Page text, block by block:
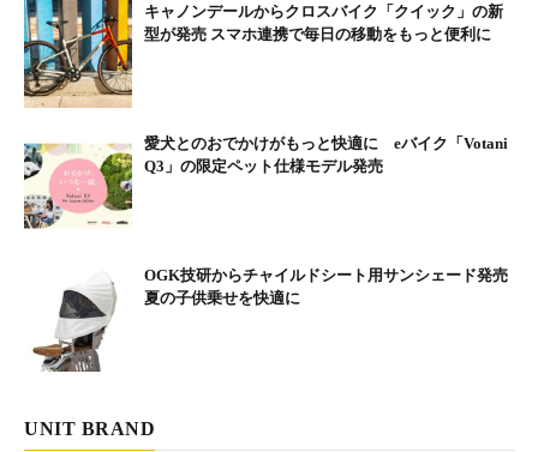
導入記念キャンペーン
2024年12月31日（火）までの期間、上記の利用料金から1000円引
きとなる。
ビアンキライド2024
概要：ビアンキオーナー向けライドイベント。当日は、リソルの
森を拠点に、「熊野の清水」を目指して、往復約50kmのコース
ビアンキ商品の土産も用意される。
集合 ：2024年11月10日（日）9:45 リソルの森 第一駐車場
参加費 ： 5500円（1人）
申込方法 ：ビアンキ直営店（丸ノ内、立川、横浜）
ジ）
キャノンデールからクロスバイク「クイック」の新
型が発売 スマホ連携で毎日の移動をもっと便利に
愛犬とのおでかけがもっと快適に eバイク「Votani
Q3」の限定ペット仕様モデル発売
OGK技研からチャイルドシート用サンシェード発売
夏の子供乗せを快適に
UNIT BRAND